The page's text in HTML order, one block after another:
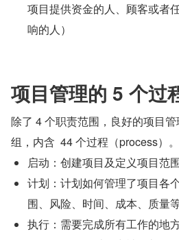
项目提供资金的人、顾客或者
响的人）
项目管理的 5 个过
除了 4 个职责范围，良好的项目
组，内含  44 个过程（process）。
启动：创建项目及定义项目范
计划：计划如何管理了项目各
围、风险、时间、成本、质量
执行：需要完成所有工作的地